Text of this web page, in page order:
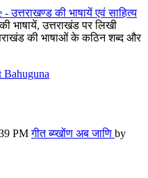
की भाषायें एवं साहित्य
भाषायें, उत्तराखंड पर लिखी
की भाषाओं के कठिन शब्द और
Bahuguna
PMगीत ब्य्खोंण अब जाणि by